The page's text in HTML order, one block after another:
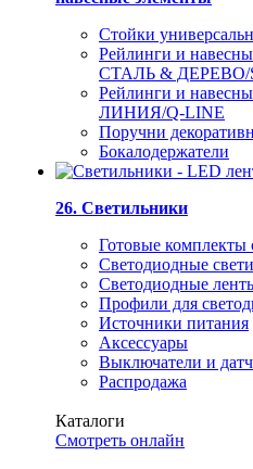
Стойки
Рейлинги и
СТАЛЬ & ДЕРЕВО/
Рейлинги и
ЛИНИЯ/Q-LINE
Поручни
Бокалодержатели
26. Светильники
Готовые комплекты
Светодиодные
Светодиодные
Профили для
Источники питания
Аксессуары
Выключатели и
Распродажа
Каталоги
Смотреть онлайн